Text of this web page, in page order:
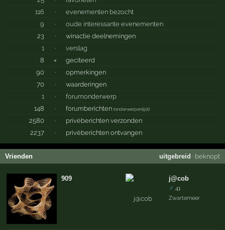
116
·
evenementen bezocht
9
·
oude interessante evenementen
23
·
winactie deelnemingen
1
·
verslag
8
×
geciteerd
90
·
opmerkingen
70
·
waarderingen
1
·
forumonderwerp
148
· forumberichten(onderwerpenlijst)
2580 ·
privéberichten verzonden
2237
· privéberichten ontvangen
Vrienden uitgebreid · beknopt
909
j@cob
♂ 41
Zwartemeer